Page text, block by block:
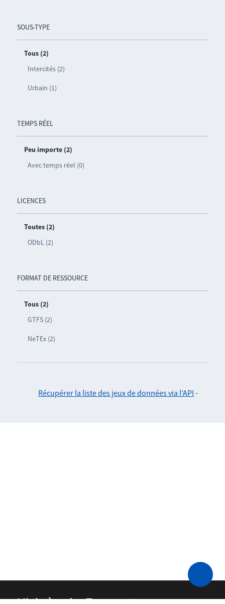
SOUS-TYPE
Tous (2)
Intercités (2)
Urbain (1)
TEMPS RÉEL
Peu importe (2)
Avec temps réel (0)
LICENCES
Toutes (2)
ODbL (2)
FORMAT DE RESSOURCE
Tous (2)
GTFS (2)
NeTEx (2)
Récupérer la liste des jeux de données via l'API -